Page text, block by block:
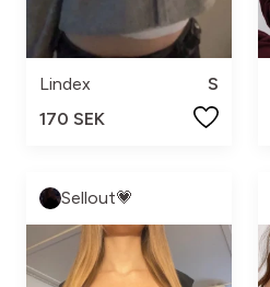
Lindex
S
170 SEK
Sellout💗